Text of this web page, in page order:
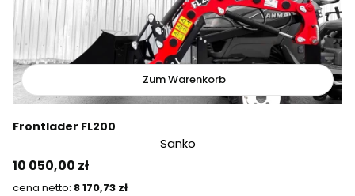
Zum Warenkorb
Frontlader FL200
Sanko
Preis
10 050,00 zł
Preis
8 170,73 zł